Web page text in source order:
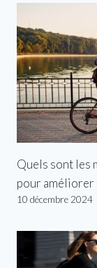
Quels sont les
pour améliorer
10 décembre 2024